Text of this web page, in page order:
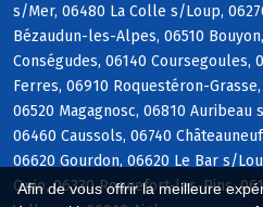
Afin de vous offrir la meilleure
s/Mer, 06480 La Colle s/Loup,
Bézaudun-les-Alpes, 06510
Conségudes, 06140 Coursegoules,
Ferres, 06910 Roquestéron-
06520 Magagnosc, 06810 Auribeau
06460 Caussols, 06740
06620 Gourdon, 06620 Le Bar s/
Opio, 06330 Roquefort-les-Pins,